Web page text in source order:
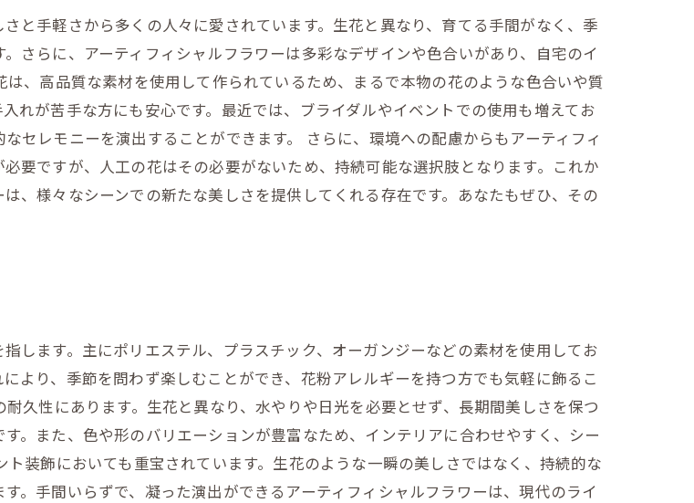
と手軽さから多くの人々に愛されています。生花と異なり、育てる手間がなく、季
さらに、アーティフィシャルフラワーは多彩なデザインや色合いがあり、自宅のイ
、高品質な素材を使用して作られているため、まるで本物の花のような色合いや質
れが苦手な方にも安心です。最近では、ブライダルやイベントでの使用も増えてお
セレモニーを演出することができます。 さらに、環境への配慮からもアーティフィ
要ですが、人工の花はその必要がないため、持続可能な選択肢となります。これか
、様々なシーンでの新たな美しさを提供してくれる存在です。あなたもぜひ、その
します。主にポリエステル、プラスチック、オーガンジーなどの素材を使用してお
より、季節を問わず楽しむことができ、花粉アレルギーを持つ方でも気軽に飾るこ
久性にあります。生花と異なり、水やりや日光を必要とせず、長期間美しさを保つ
。また、色や形のバリエーションが豊富なため、インテリアに合わせやすく、シー
装飾においても重宝されています。生花のような一瞬の美しさではなく、持続的な
。手間いらずで、凝った演出ができるアーティフィシャルフラワーは、現代のライ